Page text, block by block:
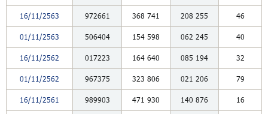
16/11/2563 972661 368 741 208 255 46
01/11/2563 506404 154 598 062 245 40
16/11/2562 017223 164 640 085 194 32
01/11/2562 967375 323 806 021 206 79
16/11/2561 989903 471 930 140 876 16